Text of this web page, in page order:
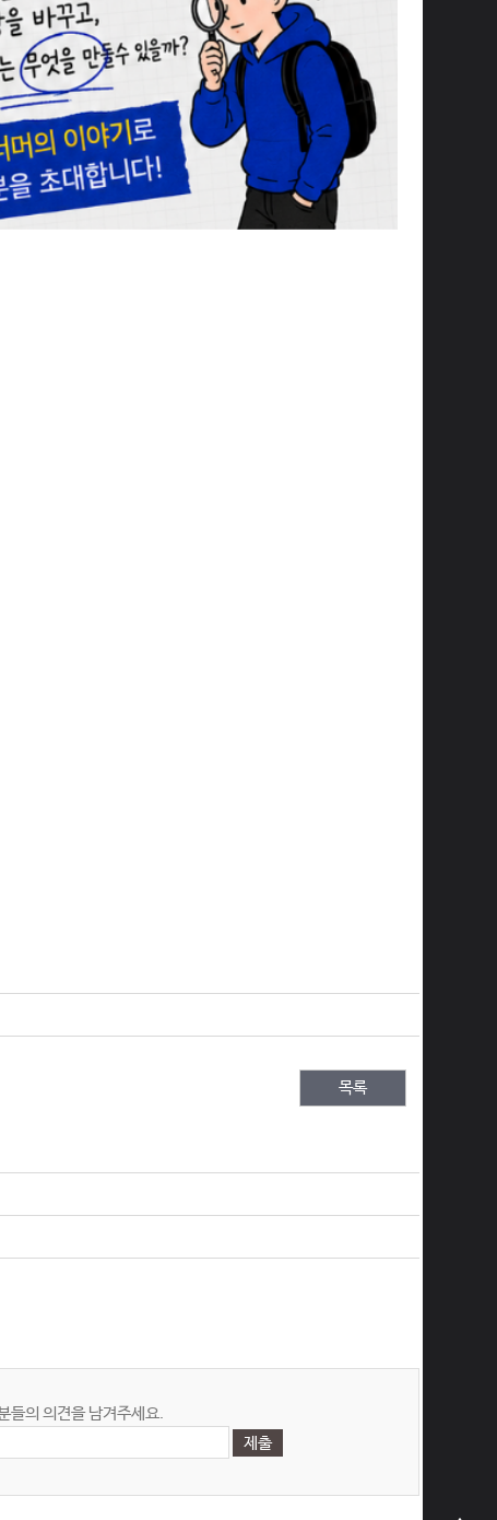
목록
들의 의견을 남겨주세요.